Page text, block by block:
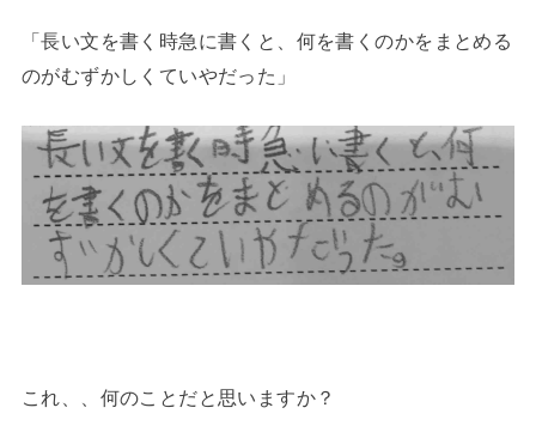
「長い文を書く時急に書くと、何を書くのかをまとめる
のがむずかしくていやだった」
これ、、何のことだと思いますか？